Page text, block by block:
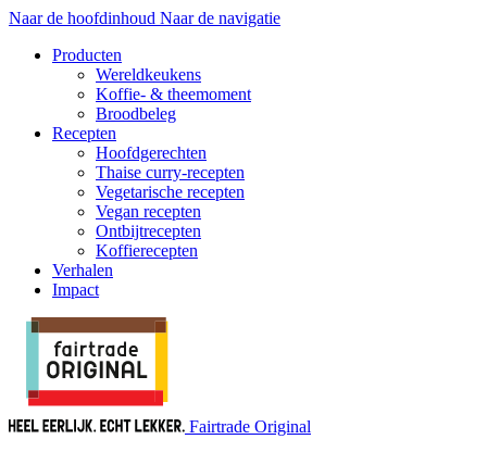
Naar de hoofdinhoud Naar de navigatie
Producten
Wereldkeukens
Koffie- & theemoment
Broodbeleg
Recepten
Hoofdgerechten
Thaise curry-recepten
Vegetarische recepten
Vegan recepten
Ontbijtrecepten
Koffierecepten
Verhalen
Impact
Fairtrade Original